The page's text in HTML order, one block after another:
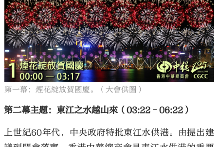
第一幕：煙花綻放賀國慶。（大會供圖）
第二幕主題：東江之水越山來（03:22–06:22）
上世紀60年代，中央政府特批東江水供港。由提出建